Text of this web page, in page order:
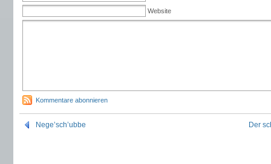
Website
Kommentare abonnieren
Nege’sch’ubbe Der